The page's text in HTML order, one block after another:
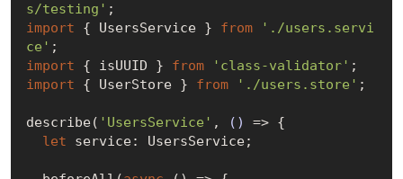
s/testing'
import { UsersService } from
'./users.servi
ce'
import { isUUID } from 'class-validator'
import { UserStore } from './users.store' ;
describe( 'UsersService' , () => {
let service: UsersService;